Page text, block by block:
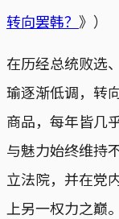
转向罢韩？ 》）
在历经总统败选
瑜逐渐低调，转
商品，每年皆
与魅力始终维持
立法院，并在党
上另一权力之巅。